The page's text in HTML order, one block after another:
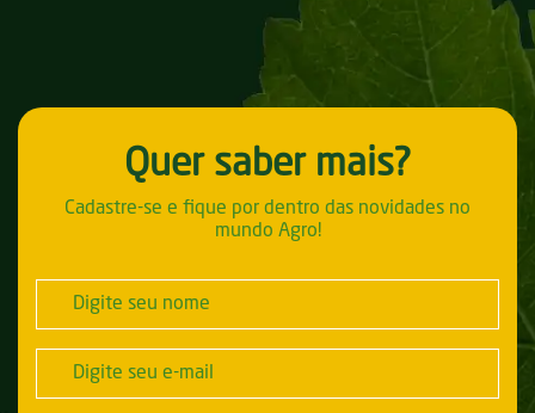
Quer saber mais?
Cadastre-se e fique por dentro das novidades no
mundo Agro!